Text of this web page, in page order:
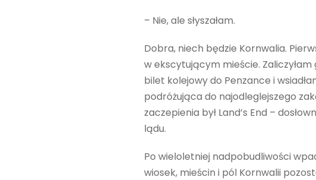
– Nie, ale słyszałam.
Dobra, niech będzie Kornwalia.
w ekscytującym mieście.
bilet kolejowy do Penzance i
podróżująca do najodleglejszego
zaczepienia był Land’s End –
lądu.
Po wieloletniej nadpobudliwości
wiosek, mieścin i pól Kornwalii